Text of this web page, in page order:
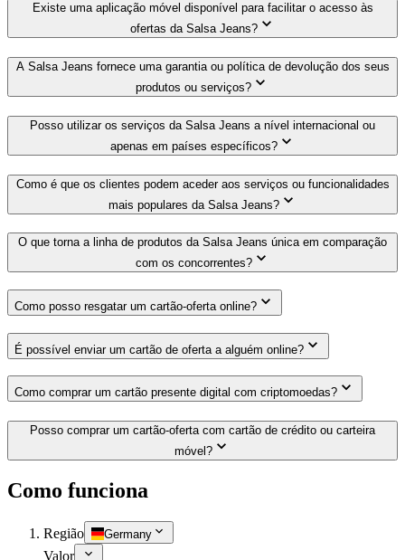
Existe uma aplicação móvel disponível para facilitar o acesso às
ofertas da Salsa Jeans?
A Salsa Jeans fornece uma garantia ou política de devolução dos seus
produtos ou serviços?
Posso utilizar os serviços da Salsa Jeans a nível internacional ou
apenas em países específicos?
Como é que os clientes podem aceder aos serviços ou funcionalidades
mais populares da Salsa Jeans?
O que torna a linha de produtos da Salsa Jeans única em comparação
com os concorrentes?
Como posso resgatar um cartão-oferta online?
É possível enviar um cartão de oferta a alguém online?
Como comprar um cartão presente digital com criptomoedas?
Posso comprar um cartão-oferta com cartão de crédito ou carteira
móvel?
Como funciona
Região Germany
Valor